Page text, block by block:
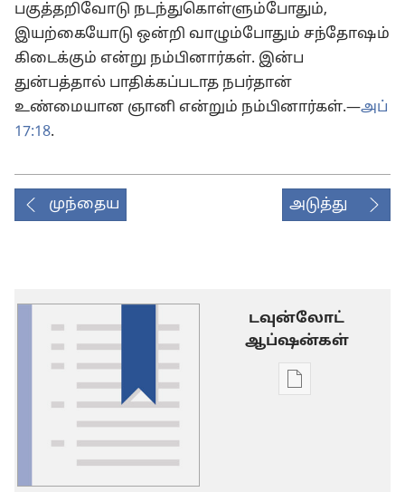
பகுத்தறிவோடு நடந்துகொள்ளும்போதும்,
இயற்கையோடு ஒன்றி வாழும்போதும் சந்தோஷம்
கிடைக்கும் என்று நம்பினார்கள். இன்ப
துன்பத்தால் பாதிக்கப்படாத நபர்தான்
உண்மையான ஞானி என்றும் நம்பினார்கள்.—அப்
17:18.
முந்தைய அடுத்து
டவுன்லோட்
ஆப்ஷன்கள்
டிஜிட்டல்